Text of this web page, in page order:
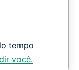
tempo
você.